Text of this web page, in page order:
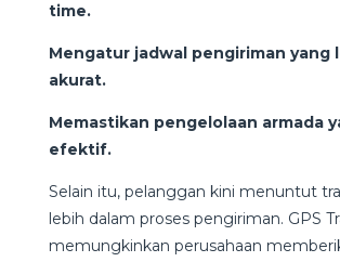
time.
Mengatur jadwal pengiriman yang
akurat.
Memastikan pengelolaan armada
efektif.
Selain itu, pelanggan kini menuntut
lebih dalam proses pengiriman. GPS
memungkinkan perusahaan